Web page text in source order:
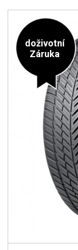
doživotní
Záruka